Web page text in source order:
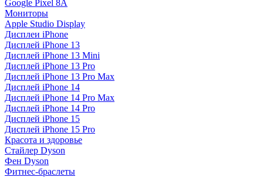
Google Pixel 8A
Мониторы
Apple Studio Display
Дисплеи iPhone
Дисплей iPhone 13
Дисплей iPhone 13 Mini
Дисплей iPhone 13 Pro
Дисплей iPhone 13 Pro Max
Дисплей iPhone 14
Дисплей iPhone 14 Pro Max
Дисплей iPhone 14 Pro
Дисплей iPhone 15
Дисплей iPhone 15 Pro
Красота и здоровье
Стайлер Dyson
Фен Dyson
Фитнес-браслеты